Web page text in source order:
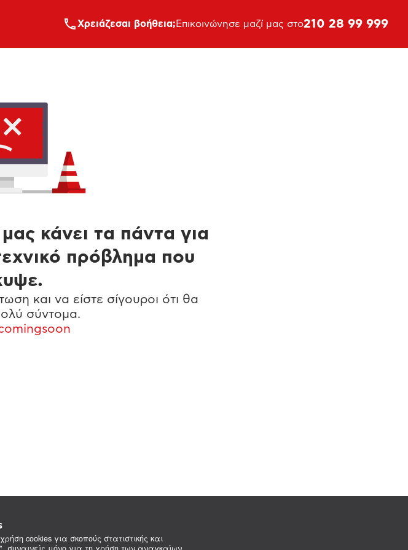
cookies για σκοπούς στατιστικής και
Xρειάζεσαι βοήθεια; Επικοινώνησε μαζί μας στο210 28 99 999
κάνει τα πάντα για
πρόβλημα που
και να είστε σίγουροι ότι θα
σύντομα.